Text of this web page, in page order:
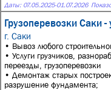
Даты: 07.05.2025-01.07.2026
Грузоперевозки Саки
г. Саки
• Вывоз любого
• Услуги грузчиков,
переезды, грузоперевозки
• Демонтаж старых
разрушение фундамента;